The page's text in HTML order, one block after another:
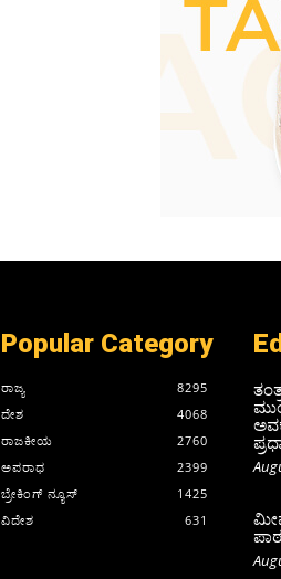
Popular Category
ರಾಜ್ಯ
8295
ದೇಶ
4068
ರಾಜಕೀಯ
2760
ಅಪರಾಧ
2399
ಬ್ರೇಕಿಂಗ್ ನ್ಯೂಸ್
1425
ವಿದೇಶ
631